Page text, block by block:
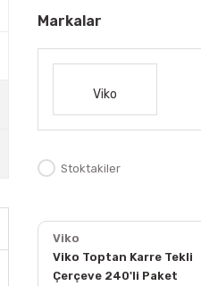
Markalar
Viko
Stoktakiler
Viko
Viko Toptan Karre Tekli
Çerçeve 240'li Paket